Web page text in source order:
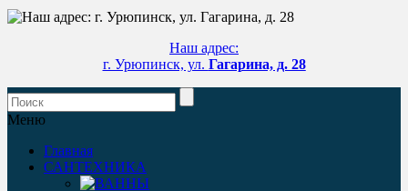
Наш адрес:
г. Урюпинск, ул. Гагарина, д. 28
Меню
Главная
САНТЕХНИКА